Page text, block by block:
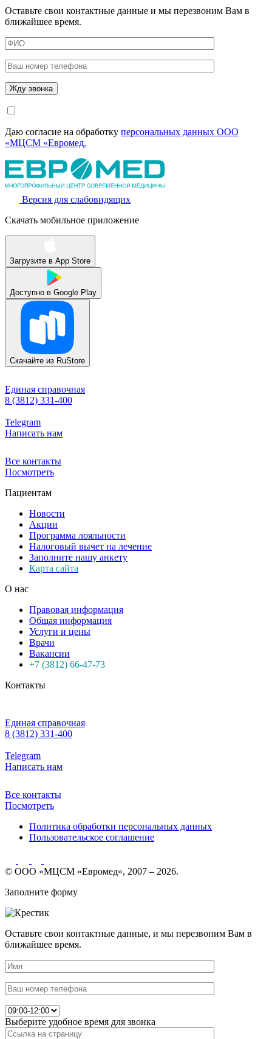
Оставьте свои контактные данные и мы перезвоним Вам в
ближайшее время.
Даю согласие на обработку персональных данных ООО
«МЦСМ «Евромед.
Версия для слабовидящих
Скачать мобильное приложение
Загрузите в App Store
Доступно в Google Play
Скачайте из RuStore
Единая справочная
8 (3812) 331-400
Telegram
Написать нам
Все контакты
Посмотреть
Пациентам
Новости
Акции
Программа лояльности
Налоговый вычет на лечение
Заполните нашу анкету
Карта сайта
О нас
Правовая информация
Общая информация
Услуги и цены
Врачи
Вакансии
+7 (3812) 66-47-73
Контакты
Единая справочная
8 (3812) 331-400
Telegram
Написать нам
Все контакты
Посмотреть
Политика обработки персональных данных
Пользовательское соглашение
© ООО «МЦСМ «Евромед», 2007 – 2026.
Заполните форму
Оставьте свои контактные данные, и мы перезвоним Вам в
ближайшее время.
Выберите удобное время для звонка